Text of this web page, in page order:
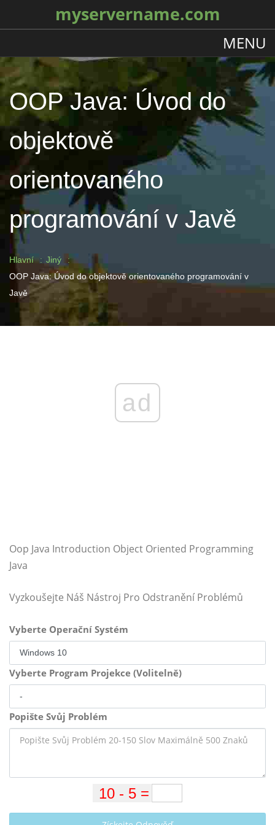
myservername.com
MENU
OOP Java: Úvod do
objektově
orientovaného
programování v Javě
Hlavní
Jiný
OOP Java: Úvod do objektově orientovaného programování v
Javě
ad
Oop Java Introduction Object Oriented Programming
Java
Vyzkoušejte Náš Nástroj Pro Odstranění Problémů
Vyberte Operační Systém
Vyberte Program Projekce (Volitelně)
Popište Svůj Problém